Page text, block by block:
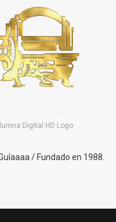
Digital HD Logo
/ Fundado en 1988.